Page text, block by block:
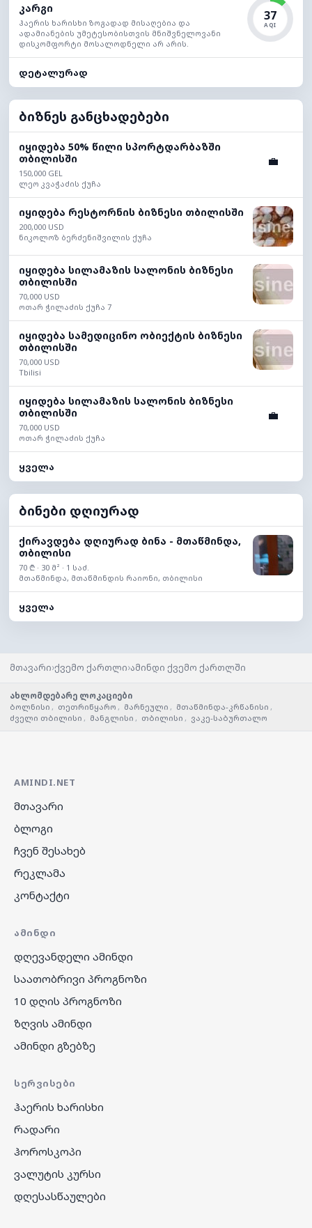
კარგი
ჰაერის ხარისხი ზოგადად მისაღებია და
ადამიანების უმეტესობისთვის მნიშვნელოვანი
დისკომფორტი მოსალოდნელი არ არის.
37
AQI
დეტალურად
ბიზნეს განცხადებები
იყიდება 50% წილი სპორტდარბაზში
თბილისში
150,000 GEL
ლეო კვაჭაძის ქუჩა
💼
იყიდება რესტორნის ბიზნესი თბილისში
200,000 USD
ნიკოლოზ ბერძენიშვილის ქუჩა
იყიდება სილამაზის სალონის ბიზნესი
თბილისში
70,000 USD
ოთარ ჭილაძის ქუჩა 7
იყიდება სამედიცინო ობიექტის ბიზნესი
თბილისში
70,000 USD
Tbilisi
იყიდება სილამაზის სალონის ბიზნესი
თბილისში
70,000 USD
ოთარ ჭილაძის ქუჩა
💼
ყველა
ბინები დღიურად
ქირავდება დღიურად ბინა - მთაწმინდა,
თბილისი
70 ₾ · 30 მ² · 1 საძ.
მთაწმინდა, მთაწმინდის რაიონი, თბილისი
ყველა
მთავარი›ქვემო ქართლი›ამინდი ქვემო ქართლში
ახლომდებარე ლოკაციები
ბოლნისი , თეთრიწყარო , მარნეული , მთაწმინდა-კრწანისი ,
ძველი თბილისი , მანგლისი , თბილისი , ვაკე-საბურთალო
AMINDI.NET
მთავარი
ბლოგი
ჩვენ შესახებ
რეკლამა
კონტაქტი
ᲐᲛᲘᲜᲓᲘ
დღევანდელი ამინდი
საათობრივი პროგნოზი
10 დღის პროგნოზი
ზღვის ამინდი
ამინდი გზებზე
ᲡᲔᲠᲕᲘᲡᲔᲑᲘ
ჰაერის ხარისხი
რადარი
ჰოროსკოპი
ვალუტის კურსი
დღესასწაულები